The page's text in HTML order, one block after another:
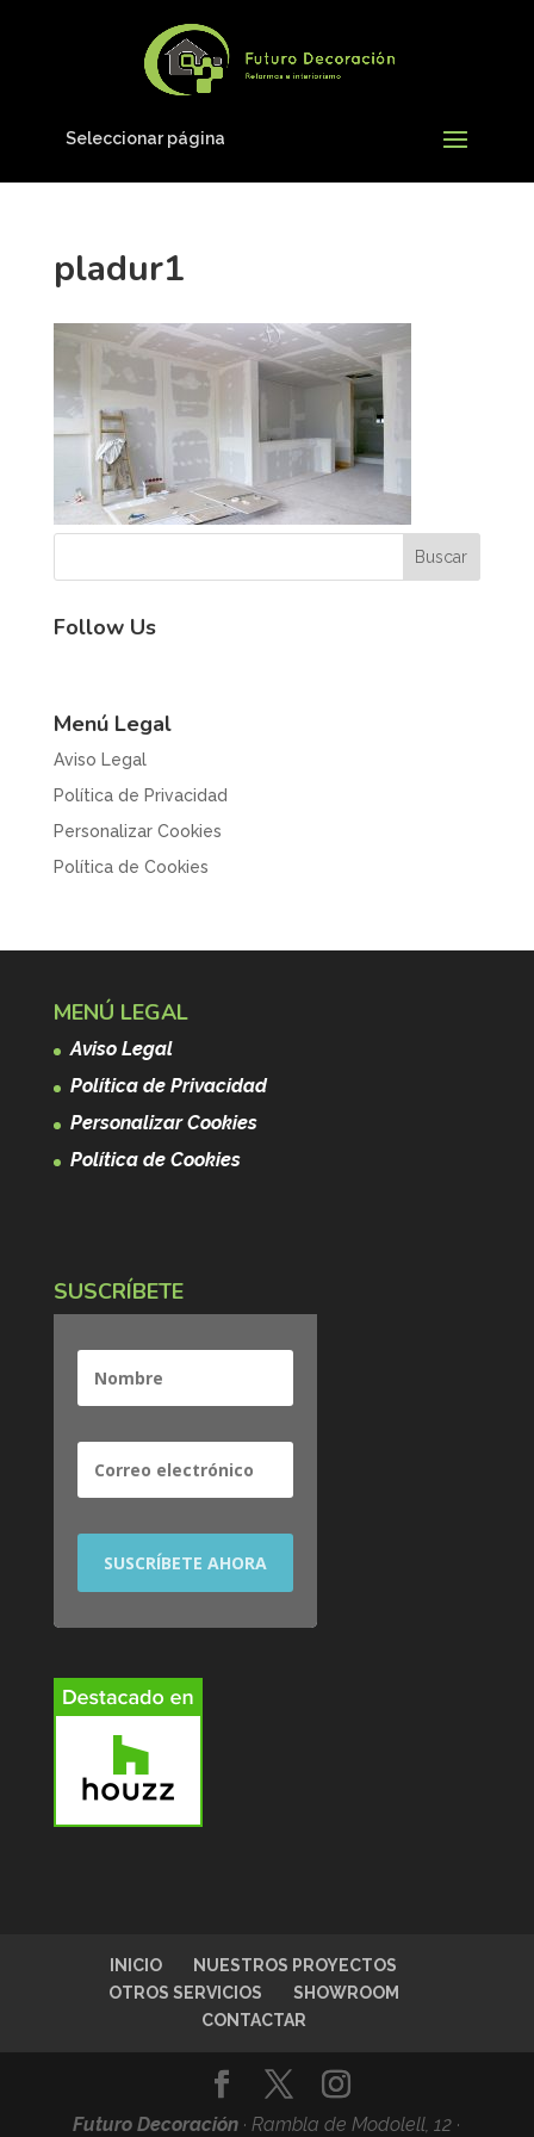
Seleccionar página
pladur1
Follow Us
Menú Legal
Aviso Legal
Política de Privacidad
Personalizar Cookies
Política de Cookies
MENÚ LEGAL
Aviso Legal
Política de Privacidad
Personalizar Cookies
Política de Cookies
SUSCRÍBETE
INICIO
NUESTROS PROYECTOS
OTROS SERVICIOS
SHOWROOM
CONTACTAR
Futuro Decoración ·Rambla de Modolell, 12 ·